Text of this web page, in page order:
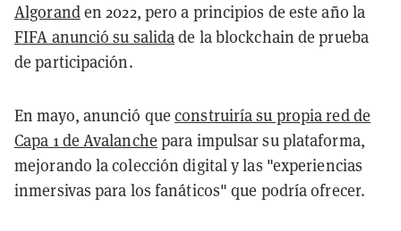
Algoranden 2022, pero a principios de este año la
FIFA anunció su salidade la blockchain de prueba
de participación.
En mayo, anunció queconstruiría su propia red de
Capa 1 de Avalanche para impulsar su plataforma,
mejorando la colección digital y las "experiencias
inmersivas para los fanáticos" que podría ofrecer.